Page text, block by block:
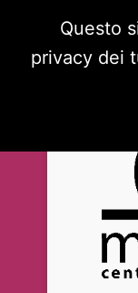
Questo
privacy dei